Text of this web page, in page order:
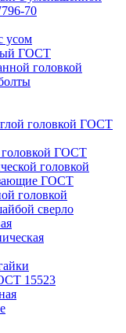
70
усом
ГОСТ
головкой
головкой ГОСТ
ГОСТ
головкой
ГОСТ
головкой
сверло
15523